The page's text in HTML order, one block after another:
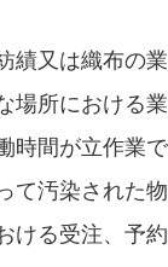
績又は織布の
場所における
時間が立作業
て汚染された
ける受注、予